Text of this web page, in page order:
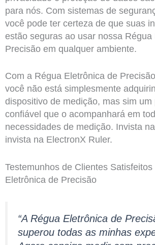
para nós. Com sistemas de
você pode ter certeza de que suas
estão seguras ao usar nossa Régua
Precisão em qualquer ambiente.
Com a Régua Eletrônica de
você não está simplesmente
dispositivo de medição, mas sim um
confiável que o acompanhará em
necessidades de medição. Invista
invista na ElectronX Ruler.
Testemunhos de Clientes
Eletrônica de Precisão
“A Régua Eletrônica de
superou todas as minhas